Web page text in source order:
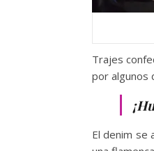
Trajes
por algunos
El denim se